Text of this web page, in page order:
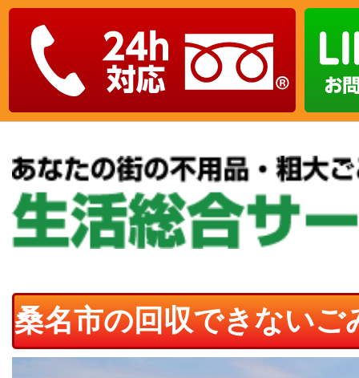
桑名市の回収できないご